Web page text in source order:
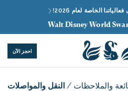
الخاصة لعام 2026!
Walt Disney World
احجز الآن
والملاحظات / النقل والمواصلات